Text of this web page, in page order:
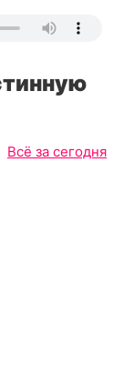
Всё за сегодня